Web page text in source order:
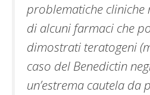
problematiche cliniche
di alcuni farmaci che
dimostrati teratogeni
caso del Benedictin
un’estrema cautela da